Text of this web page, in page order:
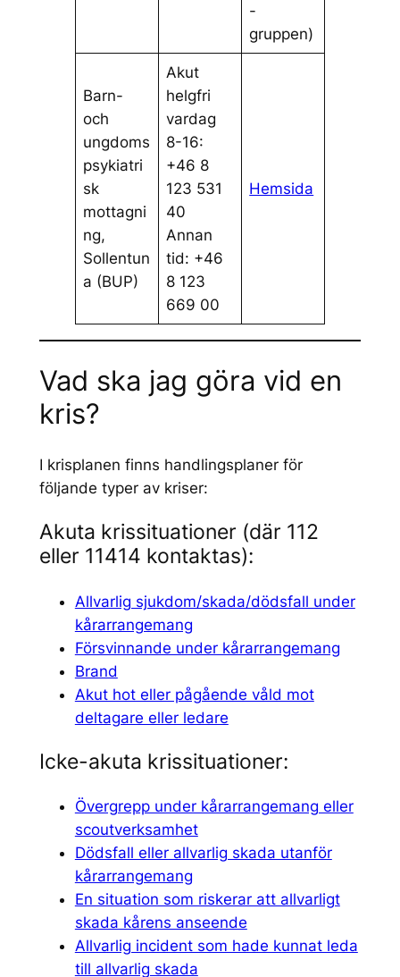
-
gruppen)
Barn-
och
ungdoms
psykiatri
sk
mottagni
ng,
Sollentun
a (BUP)
Akut
helgfri
vardag
8-16:
+46 8
123 531
40
Annan
tid: +46
8 123
669 00
Hemsida
Vad ska jag göra vid en
kris?
I krisplanen finns handlingsplaner för
följande typer av kriser:
Akuta krissituationer (där 112
eller 11414 kontaktas):
Allvarlig sjukdom/skada/dödsfall under
kårarrangemang
Försvinnande under kårarrangemang
Brand
Akut hot eller pågående våld mot
deltagare eller ledare
Icke-akuta krissituationer:
Övergrepp under kårarrangemang eller
scoutverksamhet
Dödsfall eller allvarlig skada utanför
kårarrangemang
En situation som riskerar att allvarligt
skada kårens anseende
Allvarlig incident som hade kunnat leda
till allvarlig skada